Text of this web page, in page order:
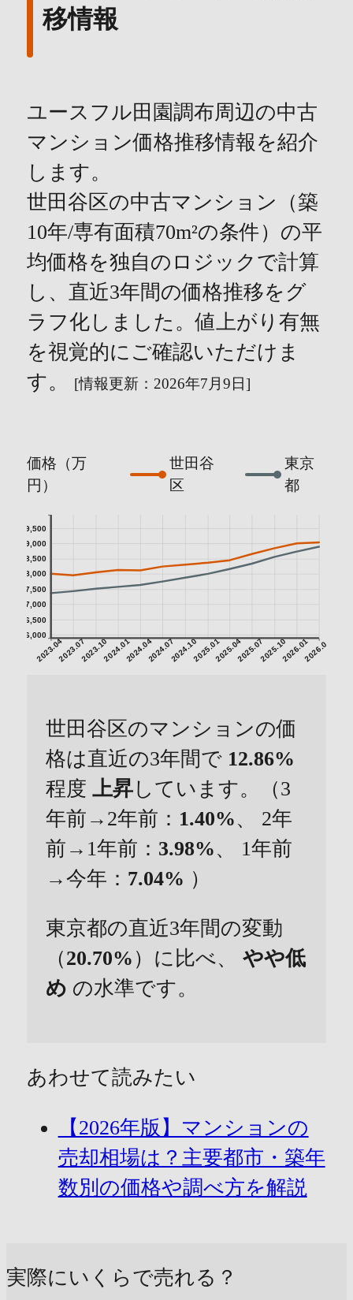
移情報
ユースフル田園調布周辺の中古
マンション価格推移情報を紹介
します。
世田谷区の中古マンション（築
10年/専有面積70m²の条件）の平
均価格を独自のロジックで計算
し、直近3年間の価格推移をグ
ラフ化しました。値上がり有無
を視覚的にご確認いただけま
す。
[情報更新：2026年7月9日]
価格（万
円）
世田谷
区
東京
都
2023.042023.072023.102024.012024.042024.072024.102025.012025.042025.072025.102026.012026.04
6,000
6,500
7,000
7,500
8,000
8,500
9,000
9,500
世田谷区のマンションの価
格は直近の3年間で 12.86%
程度 上昇しています。（3
年前→2年前： 1.40%、 2年
前→1年前： 3.98%、 1年前
→今年： 7.04% ）
東京都の直近3年間の変動
（20.70% ）に比べ、
やや低
め の水準です。
あわせて読みたい
【2026年版】マンションの
売却相場は？主要都市・築年
数別の価格や調べ方を解説
実際にいくらで売れる？